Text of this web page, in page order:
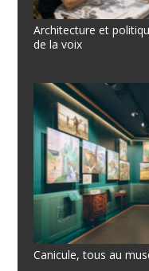
Architecture et
de la voix
Canicule, tous au